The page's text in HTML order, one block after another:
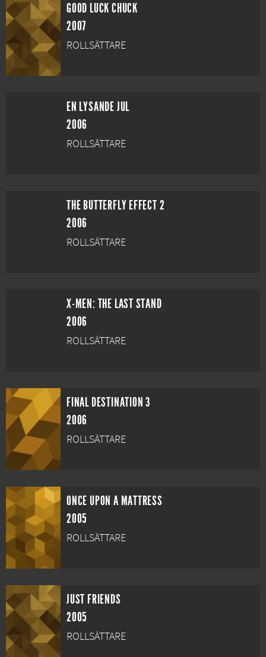
GOOD LUCK CHUCK
2007
ROLLSÄTTARE
EN LYSANDE JUL
2006
ROLLSÄTTARE
THE BUTTERFLY EFFECT 2
2006
ROLLSÄTTARE
X-MEN: THE LAST STAND
2006
ROLLSÄTTARE
FINAL DESTINATION 3
2006
ROLLSÄTTARE
ONCE UPON A MATTRESS
2005
ROLLSÄTTARE
JUST FRIENDS
2005
ROLLSÄTTARE